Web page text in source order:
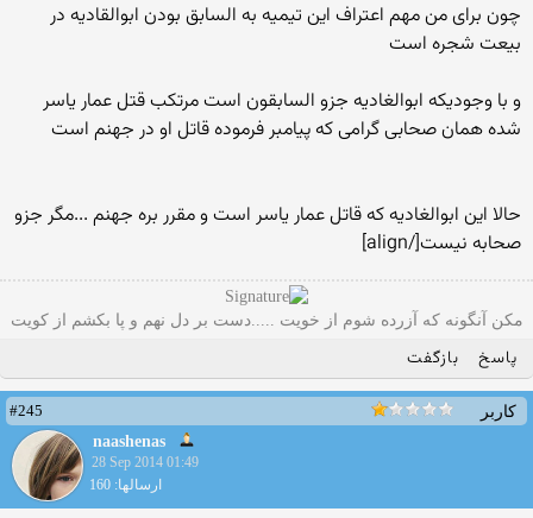
چون برای من مهم اعتراف این تیمیه به السابق بودن ابوالقادیه در
بیعت شجره است
و با وجودیکه ابوالغادیه جزو السابقون است مرتکب قتل عمار یاسر
شده همان صحابی گرامی که پیامبر فرموده قاتل او در جهنم است
حالا این ابوالغادیه که قاتل عمار یاسر است و مقرر بره جهنم ...مگر جزو
صحابه نیست[/align]
مکن آنگونه که آزرده شوم از خویت .....دست بر دل نهم و پا بکشم از کویت
پاسخ بازگفت
کاربر
#245
naashenas
28 Sep 2014 01:49
ارسالها: 160